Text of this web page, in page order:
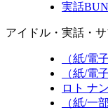
実話
アイドル・実話・
（紙/電
（紙/電
ロト ナ
（紙/一